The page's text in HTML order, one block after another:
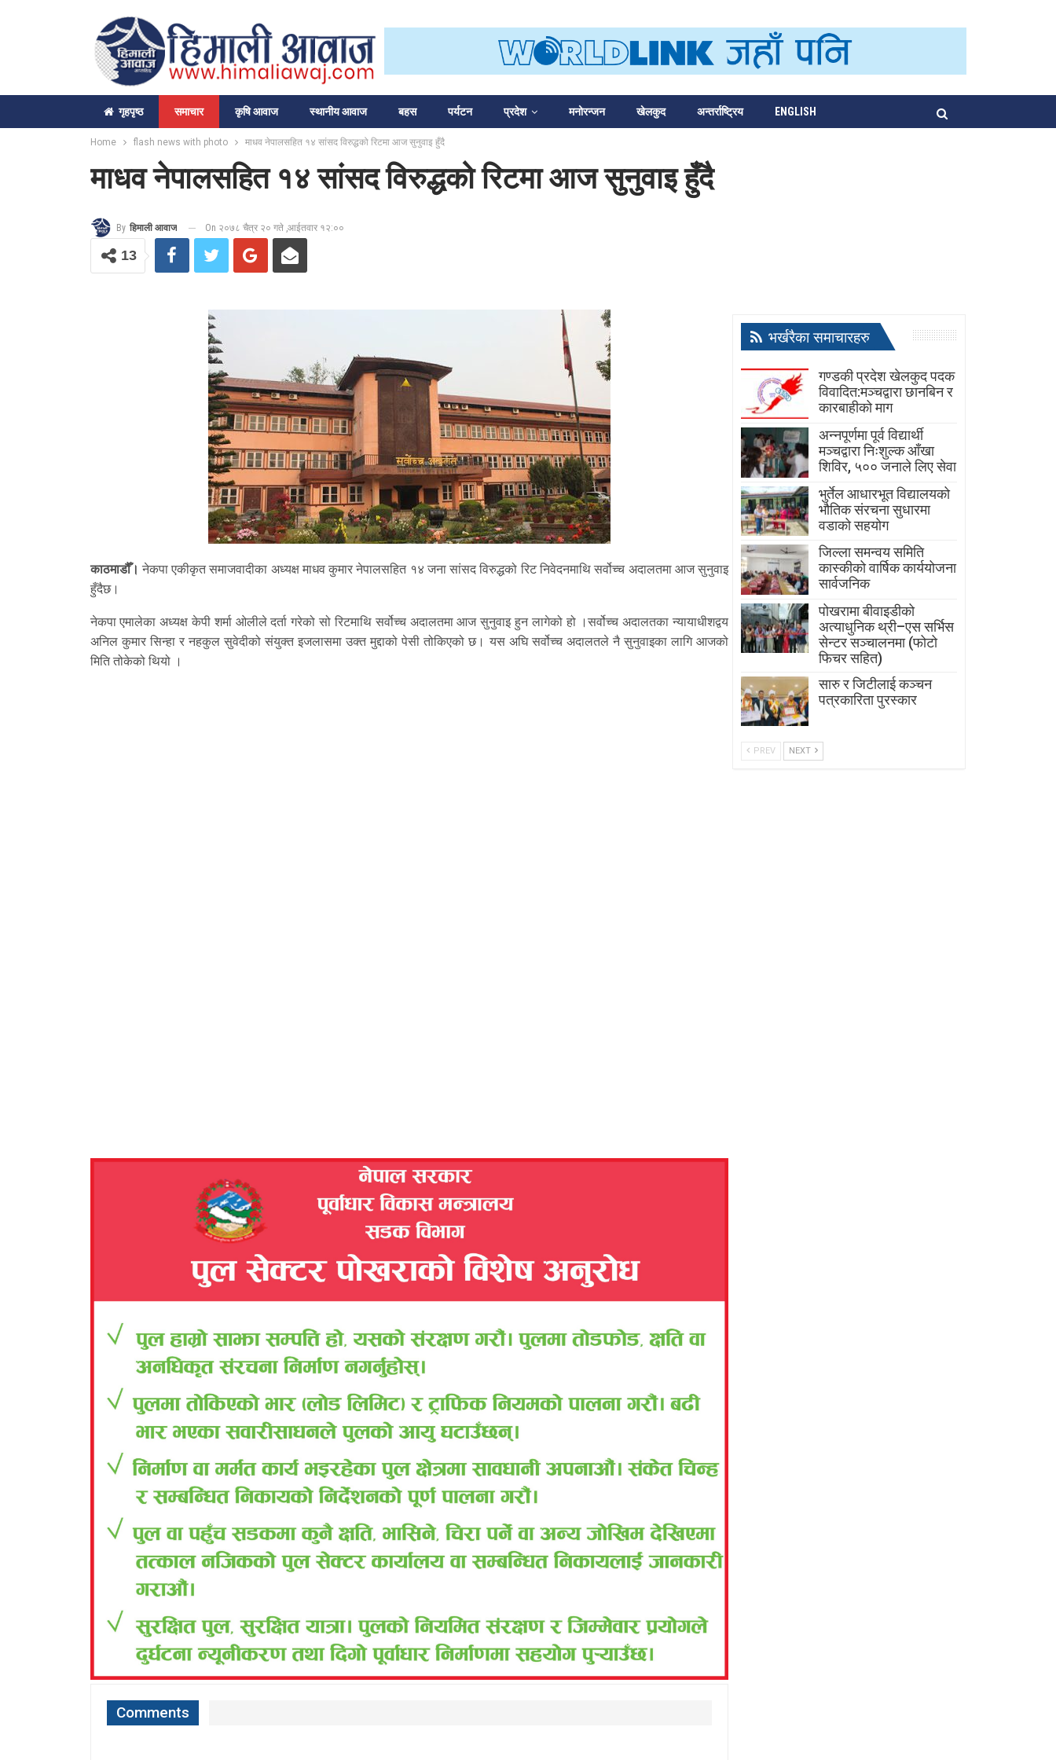
गृहपृष्‍ठ समाचार कृषि आवाज स्थानीय आवाज बहस पर्यटन प्रदेश मनोरन्जन खेलकुद अन्तर्राष्ट्रिय ENGLISH
Home flash news with photo माधव नेपालसहित १४ सांसद विरुद्धको रिटमा आज सुनुवाइ हुँदै
माधव नेपालसहित १४ सांसद विरुद्धको रिटमा आज सुनुवाइ हुँदै
By हिमाली आवाज On २०७८ चैत्र २० गते ,आईतवार १२:००
13
काठमाडौँ। नेकपा एकीकृत समाजवादीका अध्यक्ष माधव कुमार नेपालसहित १४ जना सांसद विरुद्धको रिट निवेदनमाथि सर्वोच्च अदालतमा आज सुनुवाइ
हुँदैछ।
नेकपा एमालेका अध्यक्ष केपी शर्मा ओलीले दर्ता गरेको सो रिटमाथि सर्वोच्च अदालतमा आज सुनुवाइ हुन लागेको हो ।सर्वोच्च अदालतका न्यायाधीशद्वय
अनिल कुमार सिन्हा र नहकुल सुवेदीको संयुक्त इजलासमा उक्त मुद्दाको पेसी तोकिएको छ। यस अघि सर्वोच्च अदालतले नै सुनुवाइका लागि आजको
मिति तोकेको थियो ।
Comments
भर्खरैका समाचारहरु
गण्डकी प्रदेश खेलकुद पदक
विवादित:मञ्चद्वारा छानबिन र
कारबाहीको माग
अन्नपूर्णमा पूर्व विद्यार्थी
मञ्चद्वारा निःशुल्क आँखा
शिविर, ५०० जनाले लिए सेवा
भुर्तेल आधारभूत विद्यालयको
भौतिक संरचना सुधारमा
वडाको सहयोग
जिल्ला समन्वय समिति
कास्कीको वार्षिक कार्ययोजना
सार्वजनिक
पोखरामा बीवाइडीको
अत्याधुनिक थ्री–एस सर्भिस
सेन्टर सञ्चालनमा (फोटो
फिचर सहित)
सारु र जिटीलाई कञ्चन
पत्रकारिता पुरस्कार
PREV NEXT